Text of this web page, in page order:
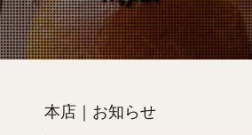
本店｜お知らせ